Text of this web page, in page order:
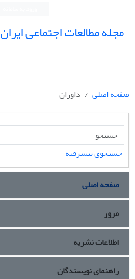
مجله مطالعات اجتماعی ایران
صفحه اصلی داوران
جستجوی پیشرفته
صفحه اصلی
مرور
اطلاعات نشریه
راهنمای نویسندگان